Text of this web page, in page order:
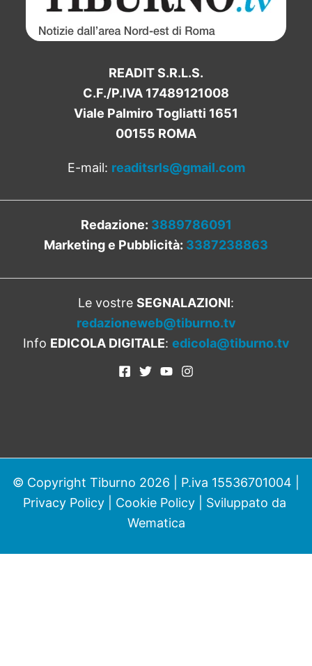
READIT S.R.L.S.
C.F./P.IVA 17489121008
Viale Palmiro Togliatti 1651
00155 ROMA
E-mail: readitsrls@gmail.com
Redazione: 3889786091
Marketing e Pubblicità: 3387238863
Le vostre SEGNALAZIONI:
redazioneweb@tiburno.tv
Info EDICOLA DIGITALE: edicola@tiburno.tv
© Copyright Tiburno 2026 | P.iva 15536701004 |
Privacy Policy| Cookie Policy| Sviluppato da
Wematica